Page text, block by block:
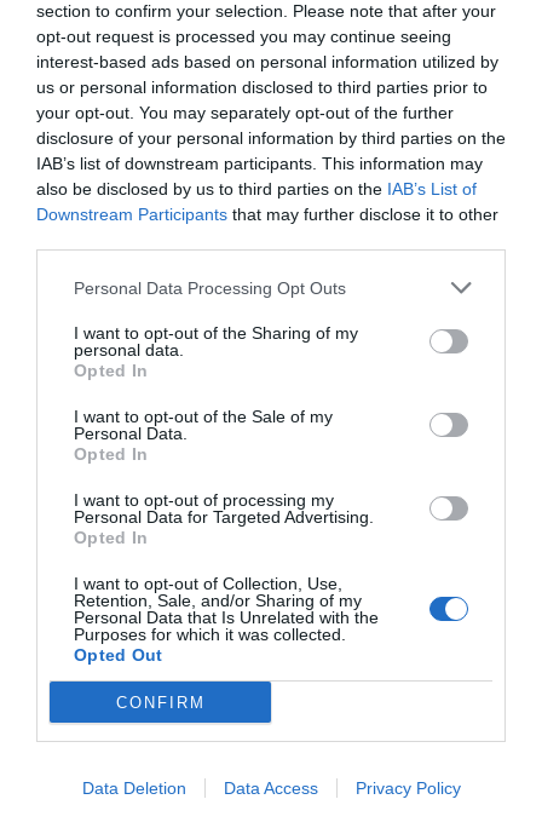
section to confirm your selection. Please note that after your
opt-out request is processed you may continue seeing
interest-based ads based on personal information utilized by
us or personal information disclosed to third parties prior to
your opt-out. You may separately opt-out of the further
disclosure of your personal information by third parties on the
IAB’s list of downstream participants. This information may
also be disclosed by us to third parties on the IAB’s List of
Downstream Participants that may further disclose it to other
Personal Data Processing Opt Outs
I want to opt-out of the Sharing of my
personal data.
Opted In
I want to opt-out of the Sale of my
Personal Data.
Opted In
I want to opt-out of processing my
Personal Data for Targeted Advertising.
Opted In
I want to opt-out of Collection, Use,
Retention, Sale, and/or Sharing of my
Personal Data that Is Unrelated with the
Purposes for which it was collected.
Opted Out
CONFIRM
Data Deletion Data Access Privacy Policy
Índex2P
CB Murcia
Compartir
Imprimir
Publicidad
2Playbook Club